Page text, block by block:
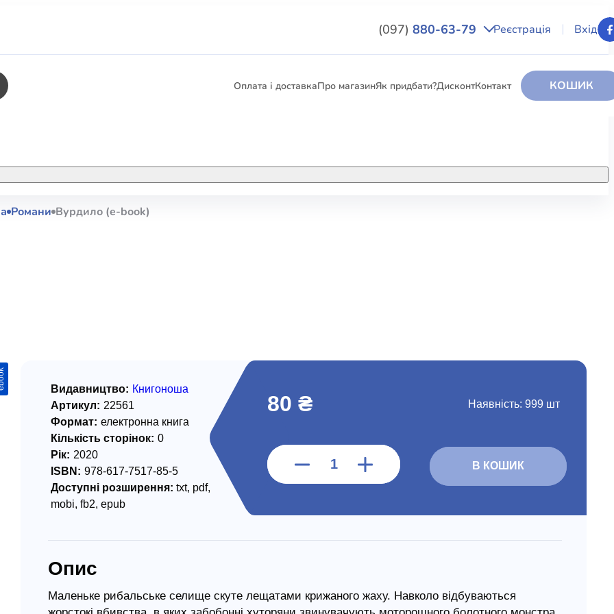
(097) 880-63-79 Реєстрація Вхід
Оплата і доставкаПро магазинЯк придбати?ДисконтКонтакт КОШИК
мовами
видання
традиції
Церкви
/ Харчування
ЕЛЕКТРОННІ КНИГИ
Романи Вурдило (e-book)
80 ₴ Наявність: 999 шт
В КОШИК
Видавництво: Книгоноша
Артикул: 22561
Формат: електронна книга
Кількість сторінок: 0
Рік: 2020
ISBN: 978-617-7517-85-5
Доступні розширення: txt, pdf,
mobi, fb2, epub
Опис
Маленьке рибальське селище скуте лещатами крижаного жаху. Навколо відбуваються